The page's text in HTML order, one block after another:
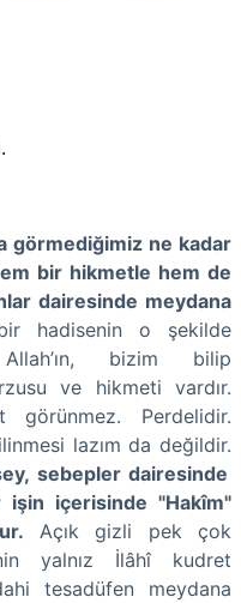
görmediğimiz ne kadar
bir hikmetle hem de
dairesinde meydana
hadisenin o şekilde
bizim bilip
ve hikmeti vardır.
Perdelidir.
lazım da değildir.
sebepler dairesinde
içerisinde "Hakîm"
Açık gizli pek çok
yalnız İlâhî kudret
tesadüfen meydana